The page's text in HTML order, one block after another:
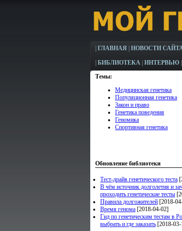
ГЛАВНАЯ НОВОСТИ
БИБЛИОТЕКА ИНТЕРВЬЮ
Темы:
Медицинская генетика
Популяционная генетика
Закон и право
Генетика поведения
Геномика
Спортивная генетика
Обновление библиотеки
Тест-драйв генетического теста
В чём источник долголетия и
проходить генетические тесты
Правила долгожителей [2018-
Время генома [2018-04-02]
Гид по генетическим тестам в
выбрать и где заказать [2018-03-